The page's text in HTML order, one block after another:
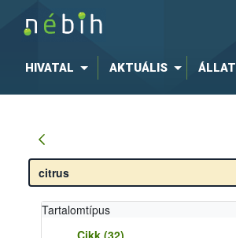
HIVATAL AKTUÁLIS ÁLLAT
Tartalomtípus
Cikk (32)